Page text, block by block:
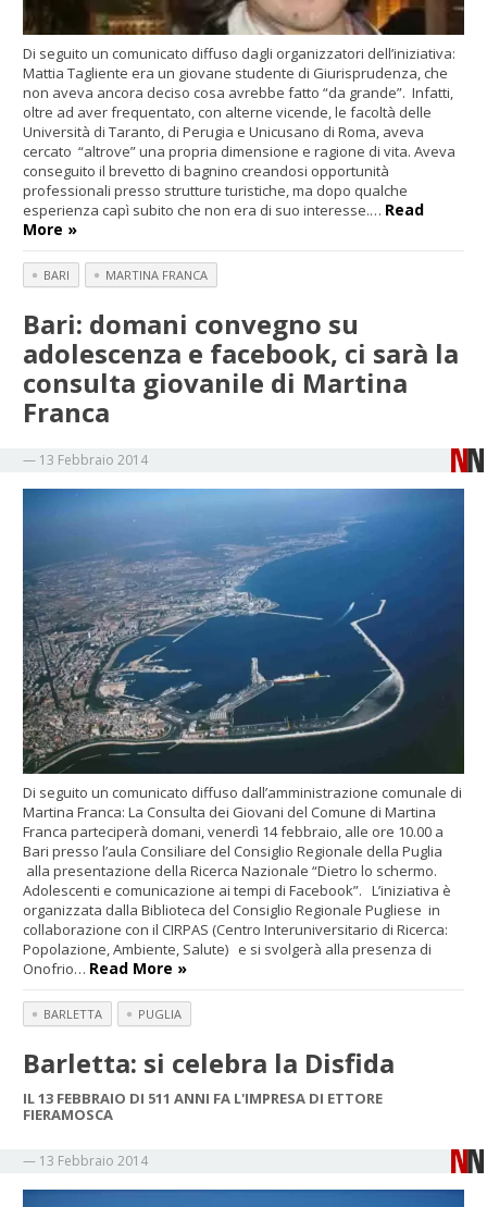
Di seguito un comunicato diffuso dagli organizzatori dell’iniziativa:
Mattia Tagliente era un giovane studente di Giurisprudenza, che
non aveva ancora deciso cosa avrebbe fatto “da grande”. Infatti,
oltre ad aver frequentato, con alterne vicende, le facoltà delle
Università di Taranto, di Perugia e Unicusano di Roma, aveva
cercato “altrove” una propria dimensione e ragione di vita. Aveva
conseguito il brevetto di bagnino creandosi opportunità
professionali presso strutture turistiche, ma dopo qualche
esperienza capì subito che non era di suo interesse.… Read
More »
BARI MARTINA FRANCA
Bari: domani convegno su
adolescenza e facebook, ci sarà la
consulta giovanile di Martina
Franca
— 13 Febbraio 2014
Di seguito un comunicato diffuso dall’amministrazione comunale di
Martina Franca: La Consulta dei Giovani del Comune di Martina
Franca parteciperà domani, venerdì 14 febbraio, alle ore 10.00 a
Bari presso l’aula Consiliare del Consiglio Regionale della Puglia
alla presentazione della Ricerca Nazionale “Dietro lo schermo.
Adolescenti e comunicazione ai tempi di Facebook”. L’iniziativa è
organizzata dalla Biblioteca del Consiglio Regionale Pugliese in
collaborazione con il CIRPAS (Centro Interuniversitario di Ricerca:
Popolazione, Ambiente, Salute) e si svolgerà alla presenza di
Onofrio… Read More »
BARLETTA PUGLIA
Barletta: si celebra la Disfida
IL 13 FEBBRAIO DI 511 ANNI FA L'IMPRESA DI ETTORE
FIERAMOSCA
— 13 Febbraio 2014